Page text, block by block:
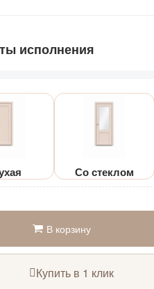
исполнения
Со стеклом
В корзину
Купить в 1 клик